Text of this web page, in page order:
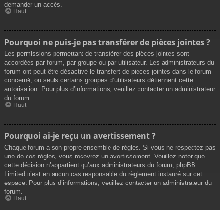
demander un accès.
Haut
Pourquoi ne puis-je pas transférer de pièces jointes ?
Les permissions permettant de transférer des pièces jointes sont
accordées par forum, par groupe ou par utilisateur. Les administrateurs du
forum ont peut-être désactivé le transfert de pièces jointes dans le forum
concerné, ou seuls certains groupes d’utilisateurs détiennent cette
autorisation. Pour plus d’informations, veuillez contacter un administrateur
du forum.
Haut
Pourquoi ai-je reçu un avertissement ?
Chaque forum a son propre ensemble de règles. Si vous ne respectez pas
une de ces règles, vous recevrez un avertissement. Veuillez noter que
cette décision n’appartient qu’aux administrateurs du forum, phpBB
Limited n’est en aucun cas responsable du règlement instauré sur cet
espace. Pour plus d’informations, veuillez contacter un administrateur du
forum.
Haut